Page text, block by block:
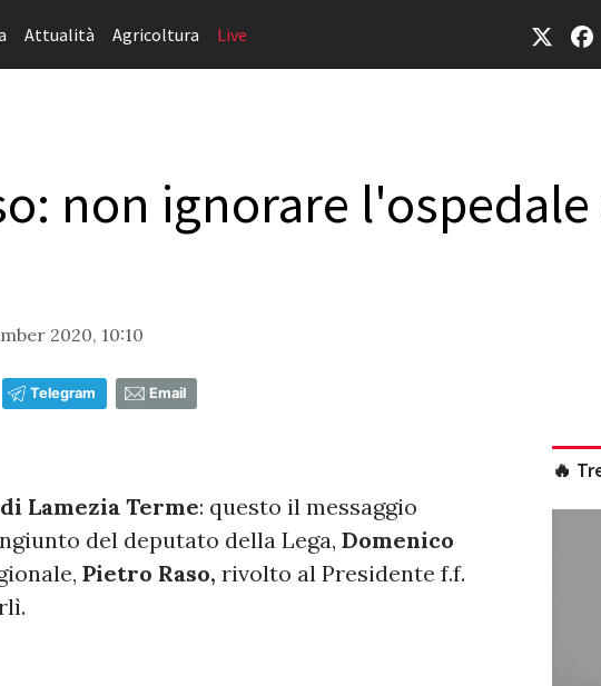
Attualità Agricoltura Live
non ignorare
2020, 10:10
Telegram Email
Lamezia Terme: questo il messaggio
del deputato della Lega, Domenico
Pietro Raso, rivolto al Presidente f.f.
🔥